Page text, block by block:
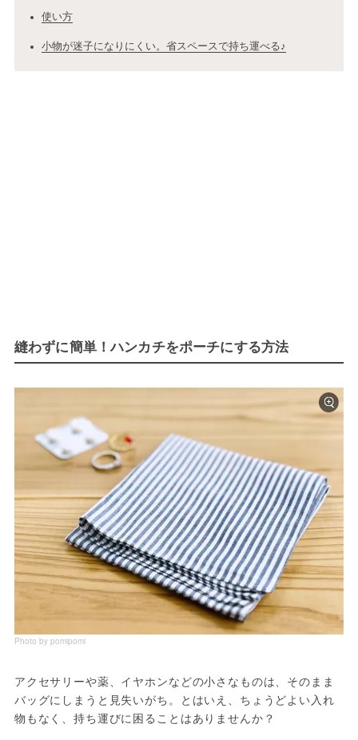
使い方
小物が迷子になりにくい。省スペースで持ち運べる♪
縫わずに簡単！ハンカチをポーチにする方法
Photo by pomipomi
アクセサリーや薬、イヤホンなどの小さなものは、そのまま
バッグにしまうと見失いがち。とはいえ、ちょうどよい入れ
物もなく、持ち運びに困ることはありませんか？